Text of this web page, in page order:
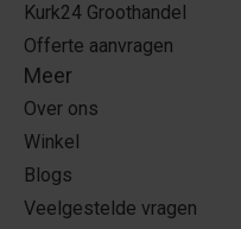
Kurk24 Groothandel
Offerte aanvragen
Meer
Over ons
Winkel
Blogs
Veelgestelde vragen